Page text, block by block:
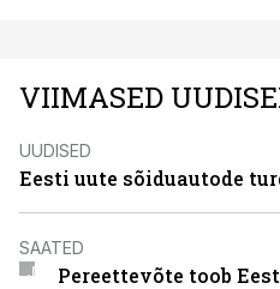
VIIMASED
UUDISED
Eesti uute sõiduautode
SAATED
Pereettevõte toob